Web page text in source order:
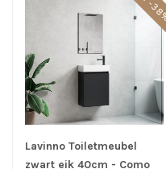
Lavinno Toiletmeubel
zwart eik 40cm - Como